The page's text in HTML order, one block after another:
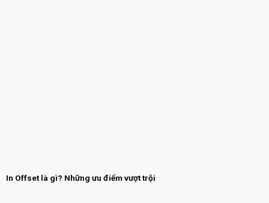
In Offset là gì? Những ưu điểm vượt trội